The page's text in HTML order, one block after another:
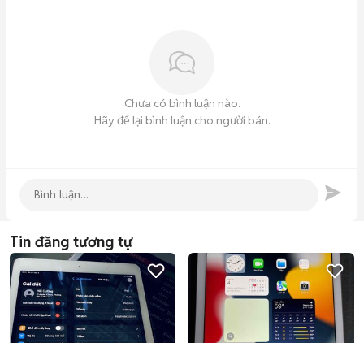
Chưa có bình luận nào.
Hãy để lại bình luận cho người bán.
Tin đăng tương tự